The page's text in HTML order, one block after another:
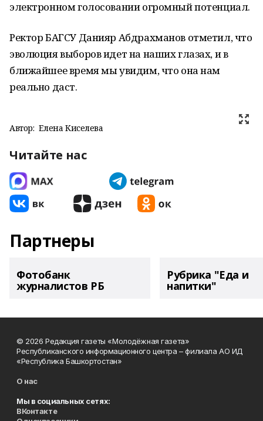
электронном голосовании огромный потенциал.
Ректор БАГСУ Данияр Абдрахманов отметил, что
эволюция выборов идет на наших глазах, и в
ближайшее время мы увидим, что она нам
реально даст.
Автор: Елена Киселева
Читайте нас
Партнеры
Фотобанк
журналистов РБ
Рубрика "Еда и
напитки"
© 2026 Редакция газеты «Молодёжная газета»
Республиканского информационного центра – филиала АО ИД
«Республика Башкортостан»
О нас
Мы в социальных сетях:
ВКонтакте